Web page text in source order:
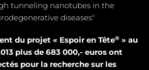
tunneling nanotubes in the
diseases"
du projet « Espoir en Tête® » au
plus de 683 000,- euros ont
pour la recherche sur les